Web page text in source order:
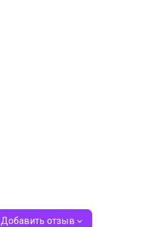
Добавить отзыв